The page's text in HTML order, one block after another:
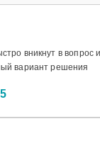
вникнут в вопрос и
вариант решения